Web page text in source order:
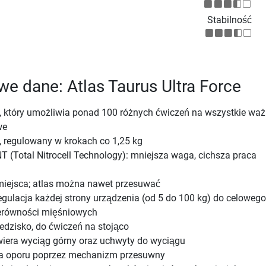
Stabilność
dane: Atlas Taurus Ultra Force
który umożliwia ponad 100 różnych ćwiczeń na wszystkie
regulowany w krokach co 1,25 kg
(Total Nitrocell Technology): mniejsza waga, cichsza praca
atlas można nawet przesuwać
każdej strony urządzenia (od 5 do 100 kg) do celowego
mięśniowych
do ćwiczeń na stojąco
wyciąg górny oraz uchwyty do wyciągu
oporu poprzez mechanizm przesuwny